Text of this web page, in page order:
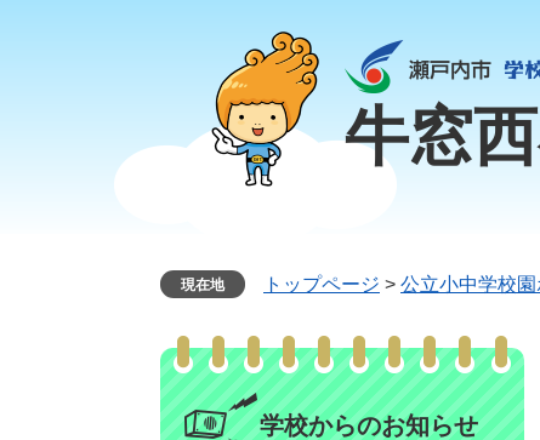
牛窓
現在地 トップページ > 公立小中学校
学校からのお知らせ